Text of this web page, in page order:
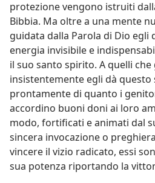
protezione vengono istruiti
Bibbia. Ma oltre a una mente
guidata dalla Parola di Dio egli
energia invisibile e
il suo santo spirito. A quelli
insistentemente egli dà
prontamente di quanto i
accordino buoni doni ai loro
modo, fortificati e animati dal
sincera invocazione o
vincere il vizio radicato, essi
sua potenza riportando la